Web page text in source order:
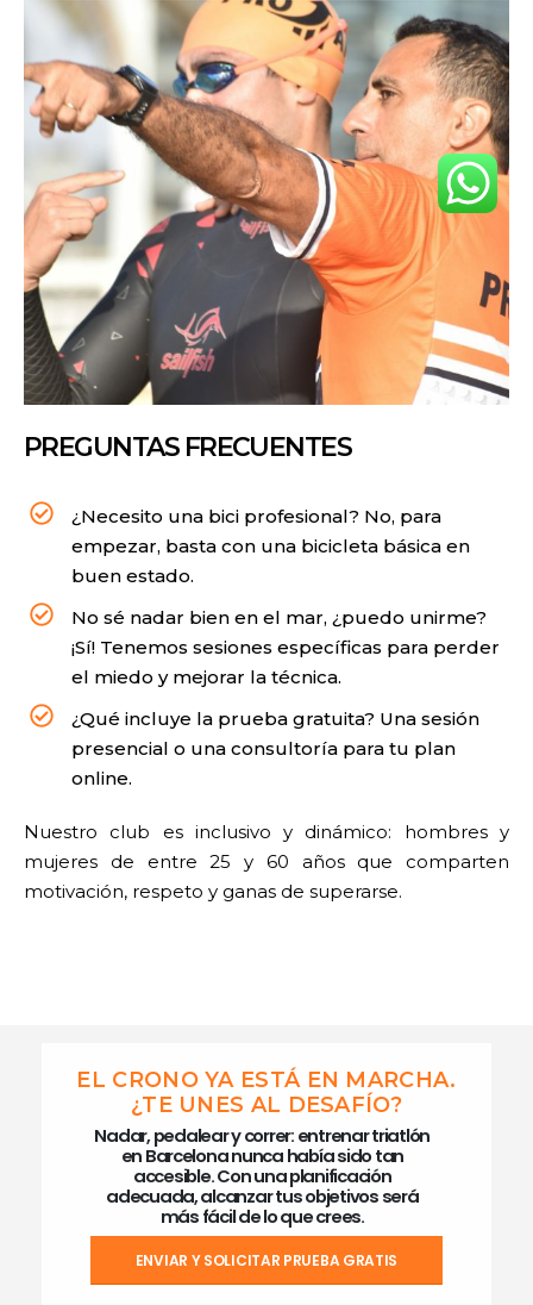
PREGUNTAS FRECUENTES
¿Necesito una bici profesional? No, para
empezar, basta con una bicicleta básica en
buen estado.
No sé nadar bien en el mar, ¿puedo unirme?
¡Sí! Tenemos sesiones específicas para perder
el miedo y mejorar la técnica.
¿Qué incluye la prueba gratuita? Una sesión
presencial o una consultoría para tu plan
online.
Nuestro club es inclusivo y dinámico: hombres y
mujeres de entre 25 y 60 años que comparten
motivación, respeto y ganas de superarse.
EL CRONO YA ESTÁ EN MARCHA.
¿TE UNES AL DESAFÍO?
Nadar, pedalear y correr: entrenar triatlón
en Barcelona nunca había sido tan
accesible. Con una planificación
adecuada, alcanzar tus objetivos será
más fácil de lo que crees.
ENVIAR Y SOLICITAR PRUEBA GRATIS